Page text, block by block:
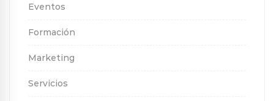
Eventos
Formación
Marketing
Servicios